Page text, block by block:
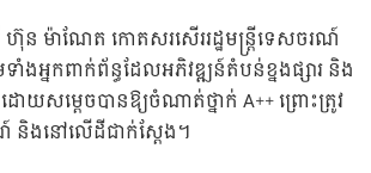
ហ៊ុន ម៉ាណែត កោតសរសើររដ្ឋមន្ដ្រីទេសចរណ៍
មទាំងអ្នកពាក់ព័ន្ធដែលអភិវឌ្ឍន៍តំបន់ខ្នងផ្សារ និង
ោយសម្តេចបានឱ្យចំណាត់ថ្នាក់ A++ ព្រោះត្រូវ
និងនៅលើដីជាក់ស្ដែង។